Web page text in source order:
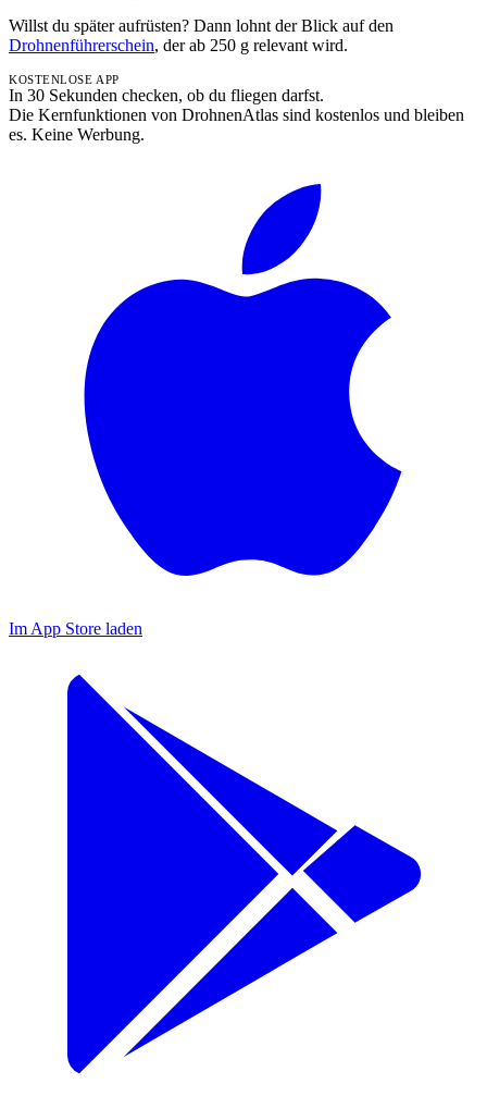
Willst du später aufrüsten? Dann lohnt der Blick auf den
Drohnenführerschein, der ab 250 g relevant wird.
KOSTENLOSE APP
In 30 Sekunden checken, ob du fliegen darfst.
Die Kernfunktionen von DrohnenAtlas sind kostenlos und bleiben
es. Keine Werbung.
Im App Store laden